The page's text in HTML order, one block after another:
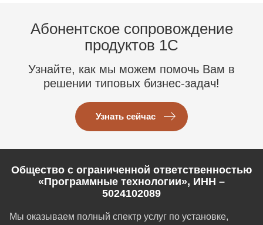
Абонентское сопровождение
продуктов 1C
Узнайте, как мы можем помочь Вам в
решении типовых бизнес-задач!
Узнать сейчас
Общество с ограниченной ответственностью
«Программные технологии», ИНН –
5024102089
Мы оказываем полный спектр услуг по установке,